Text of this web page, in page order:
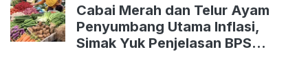
Cabai Merah dan Telur Ayam
Penyumbang Utama Inflasi,
Simak Yuk Penjelasan BPS